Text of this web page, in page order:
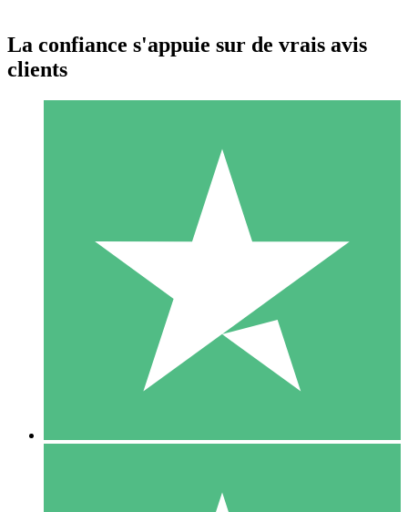
Packs de Crédits Individuels
Payez à l'utilisation avec des crédits de téléchargement. Sans
1 Téléchargement
10 00
10 Téléchargements
La confiance s'appuie sur de vrais avis
clients